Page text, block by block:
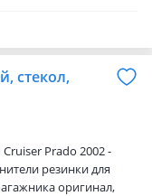
стекол,
Prado 2002 -
резинки для
оригинал,